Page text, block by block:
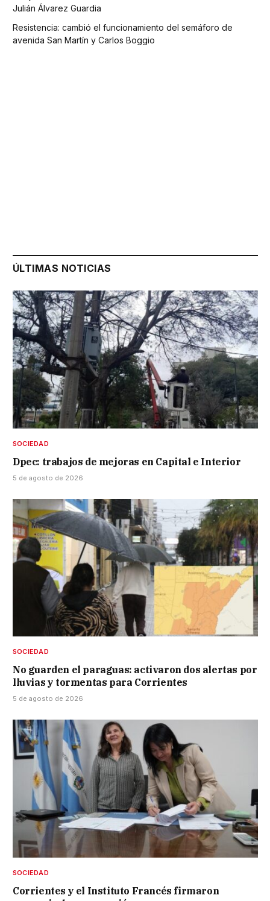
Julián Álvarez Guardia
Resistencia: cambió el funcionamiento del semáforo de
avenida San Martín y Carlos Boggio
ÚLTIMAS NOTICIAS
SOCIEDAD
Dpec: trabajos de mejoras en Capital e Interior
5 de agosto de 2026
SOCIEDAD
No guarden el paraguas: activaron dos alertas por
lluvias y tormentas para Corrientes
5 de agosto de 2026
SOCIEDAD
Corrientes y el Instituto Francés firmaron